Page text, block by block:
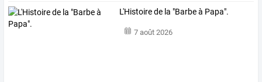
L'Histoire de la "Barbe à Papa".
7 août 2026